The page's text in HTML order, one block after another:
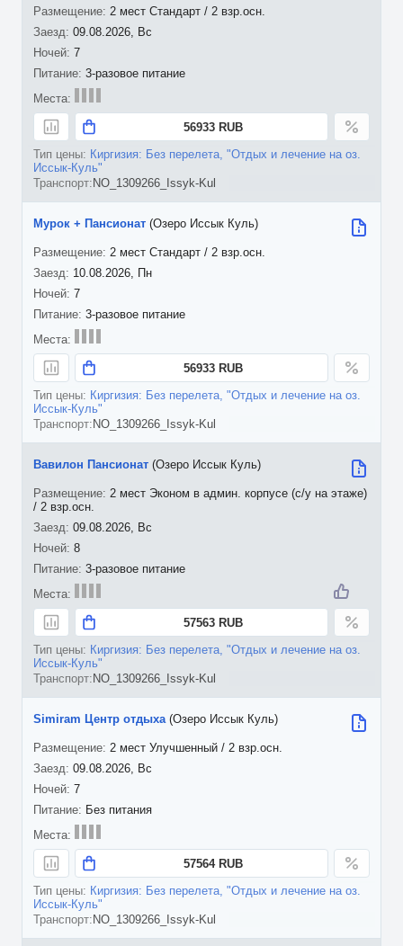
09.08.2026, Вс
7
2 мест Стандарт / 2 взр.осн.
3-разовое питание
56933 RUB
Киргизия: Без перелета, "Отдых и лечение на оз.
Иссык-Куль"
NO_1309266_Issyk-Kul
10.08.2026, Пн
7
Мурок + Пансионат (Озеро Иссык Куль)
2 мест Стандарт / 2 взр.осн.
3-разовое питание
56933 RUB
Киргизия: Без перелета, "Отдых и лечение на оз.
Иссык-Куль"
NO_1309266_Issyk-Kul
09.08.2026, Вс
8
Вавилон Пансионат (Озеро Иссык Куль)
2 мест Эконом в админ. корпусе (с/у на этаже)
/ 2 взр.осн.
3-разовое питание
57563 RUB
Киргизия: Без перелета, "Отдых и лечение на оз.
Иссык-Куль"
NO_1309266_Issyk-Kul
09.08.2026, Вс
7
Simiram Центр отдыха(Озеро Иссык Куль)
2 мест Улучшенный / 2 взр.осн.
Без питания
57564 RUB
Киргизия: Без перелета, "Отдых и лечение на оз.
Иссык-Куль"
NO_1309266_Issyk-Kul